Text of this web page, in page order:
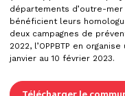
départements d’outre-
bénéficient leurs
deux campagnes de
2022, l’OPPBTP en
janvier au 10 février 2023.